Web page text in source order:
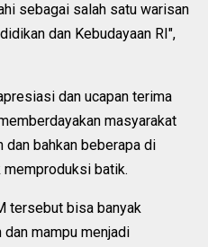
sebagai salah satu warisan
dan Kebudayaan RI",
dan ucapan terima
masyarakat
dan bahkan beberapa di
batik.
tersebut bisa banyak
mampu menjadi